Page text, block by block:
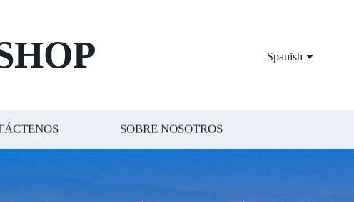
Spanish
SOBRE NOSOTROS